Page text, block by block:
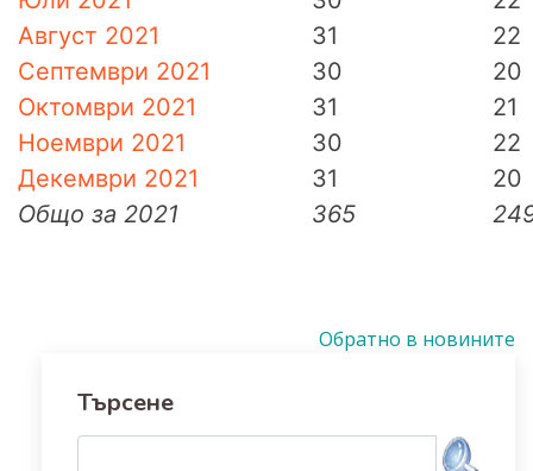
Август 2021
31
22
Септември 2021
30
20
Октомври 2021
31
21
Ноември 2021
30
22
Декември 2021
31
20
Общо за 2021
365
Обратно в новините
Търсене